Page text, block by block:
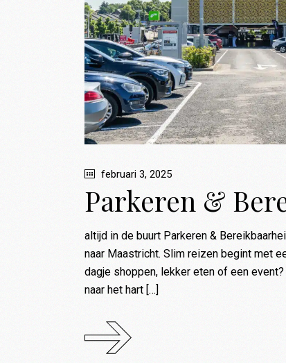
februari 3, 2025
Parkeren &
altijd in de buurt Parkeren &
naar Maastricht. Slim reizen begint met
dagje shoppen, lekker eten of een
naar het hart […]